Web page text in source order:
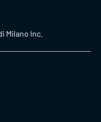
Milano Inc.